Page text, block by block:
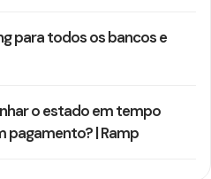
para todos os bancos e
o estado em tempo
pagamento? | Ramp